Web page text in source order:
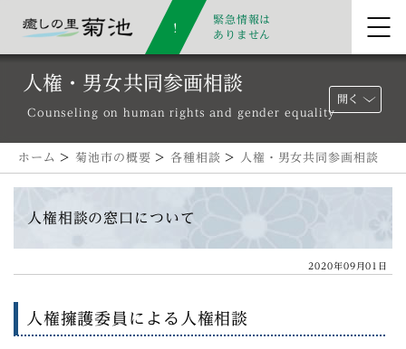
緊急情報は
ありません
人権・男女共同参画相談
Counseling on human rights and gender equality
開く
ホーム > 菊池市の概要 > 各種相談 > 人権・男女共同参画相談
人権相談の窓口について
2020年09月01日
人権擁護委員による人権相談